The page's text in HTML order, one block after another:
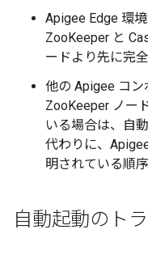
Apigee Edge 環
ZooKeeper と
ードより先に完
他の Apigee コ
ZooKeeper ノー
いる場合は、自
代わりに、
明されている順
自動起動のト